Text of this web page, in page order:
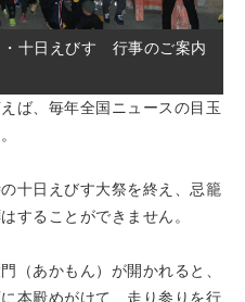
十日えびす 行事のご案内
ば、毎年全国ニュースの目玉
十日えびす大祭を終え、忌籠
することができません。
（あかもん）が開かれると、
本殿めがけて、走り参りを行